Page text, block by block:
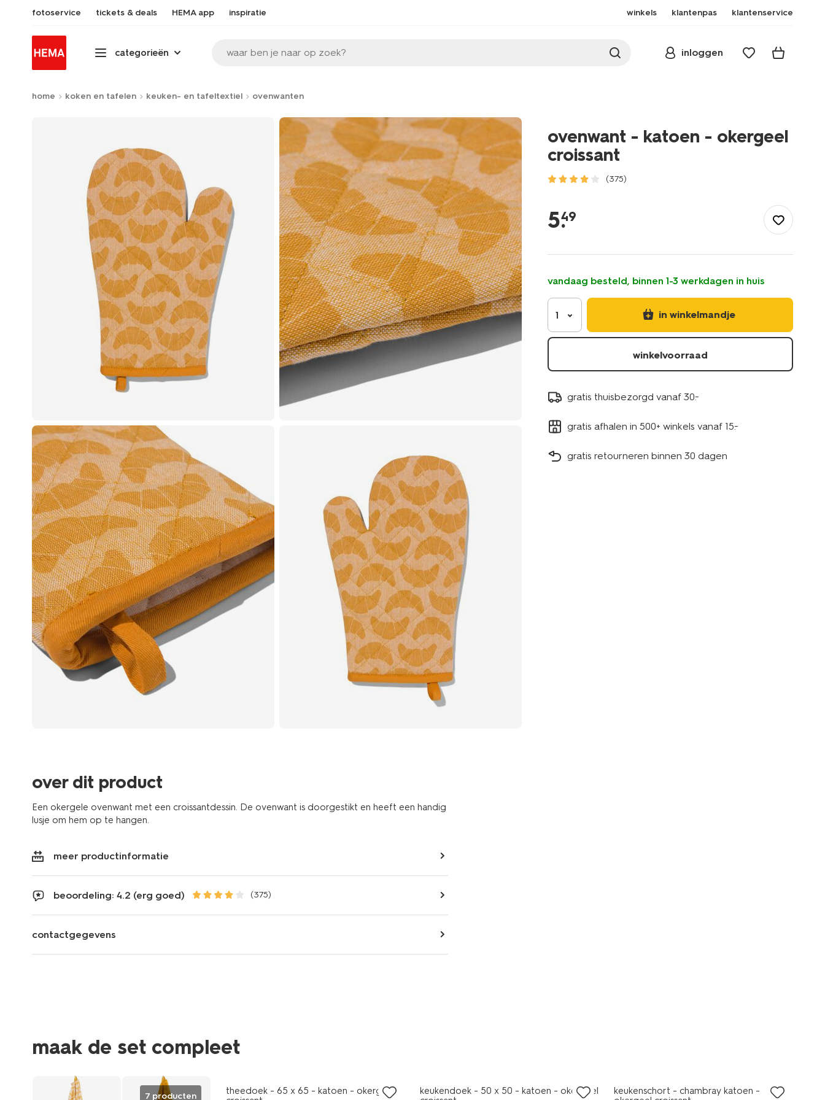
fotoservice tickets & deals HEMA app inspiratie winkels klantenpas klantenservice
categorieën waar ben je naar op zoek? inloggen
home koken en tafelen keuken- en tafeltextiel ovenwanten
over dit product
Een okergele ovenwant met een croissantdessin. De ovenwant is doorgestikt en heeft een handig
lusje om hem op te hangen.
meer productinformatie
beoordeling: 4.2 (erg goed) (375)
contactgegevens
ovenwant - katoen - okergeel
croissant
(375)
tafeltextiel/ovenwanten/ovenwant-
-
okergeel-
croissant-
5.
49
vandaag besteld, binnen 1-3 werkdagen in huis
1 in winkelmandje
winkelvoorraad
gratis thuisbezorgd vanaf 30.-
gratis afhalen in 500+ winkels vanaf 15.-
gratis retourneren binnen 30 dagen
maak de set compleet
7 producten
theedoek - 65 x 65 - katoen - okergeel
keukendoek - 50 x 50 - katoen - okergeel
keukenschort - chambray katoen -